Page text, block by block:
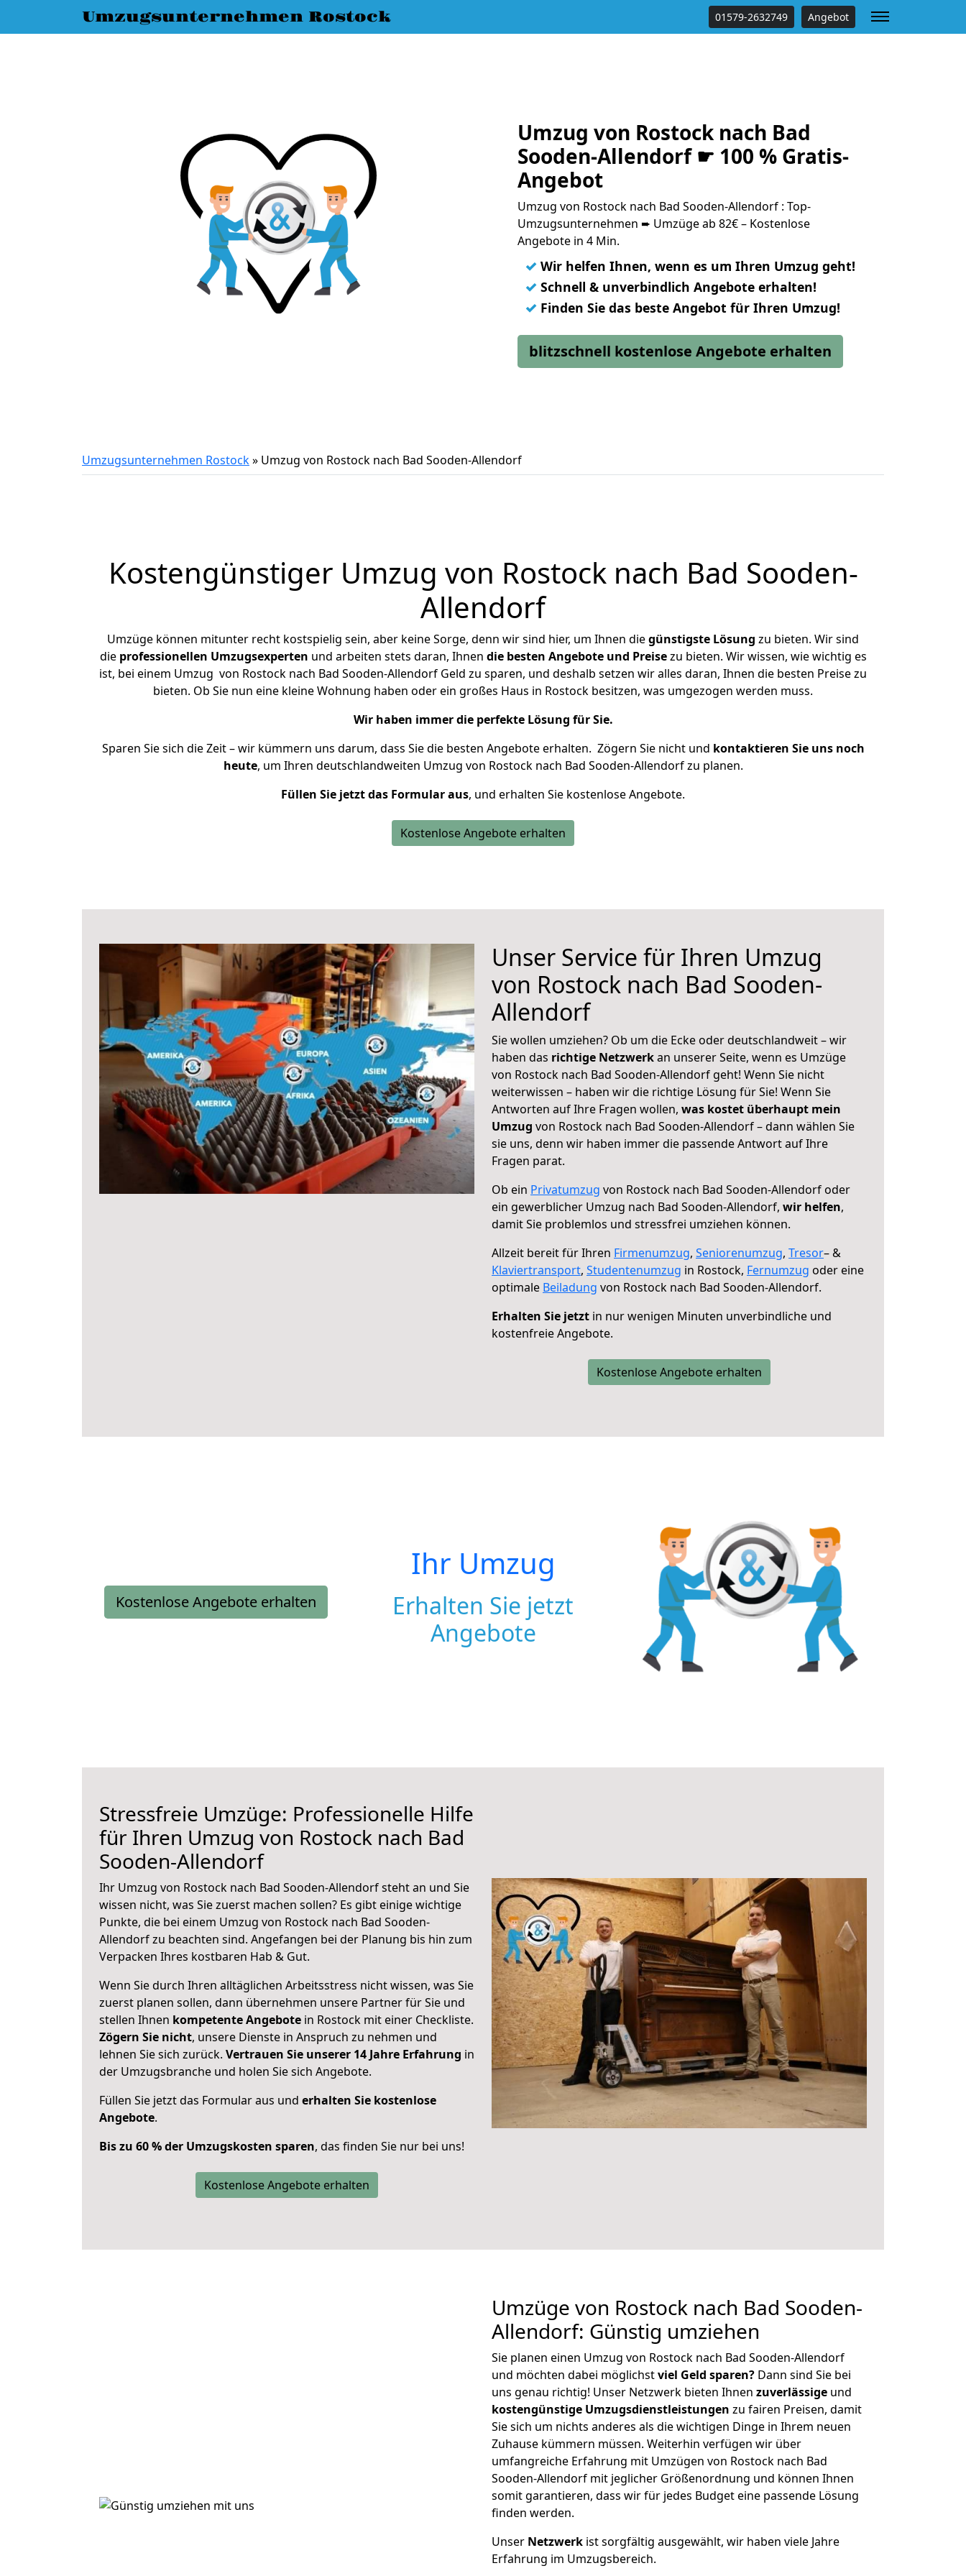
Umzugsunternehmen Rostock 01579-2632749 Angebot
Umzug von Rostock nach Bad
Sooden-Allendorf ☛ 100 % Gratis-
Angebot
Umzug von Rostock nach Bad Sooden-Allendorf : Top-
Umzugsunternehmen ➨ Umzüge ab 82€ – Kostenlose
Angebote in 4 Min.
✓ Wir helfen Ihnen, wenn es um Ihren Umzug geht!
✓ Schnell & unverbindlich Angebote erhalten!
✓ Finden Sie das beste Angebot für Ihren Umzug!
blitzschnell kostenlose Angebote erhalten
Umzugsunternehmen Rostock» Umzug von Rostock nach Bad Sooden-Allendorf
Kostengünstiger Umzug von Rostock nach Bad Sooden-
Allendorf
Umzüge können mitunter recht kostspielig sein, aber keine Sorge, denn wir sind hier, um Ihnen diegünstigste Lösung zu bieten. Wir sind
die professionellen Umzugsexperten und arbeiten stets daran, Ihnen die besten Angebote und Preisezu bieten. Wir wissen, wie wichtig es
ist, bei einem Umzug von Rostock nach Bad Sooden-Allendorf Geld zu sparen, und deshalb setzen wir alles daran, Ihnen die besten Preise zu
bieten. Ob Sie nun eine kleine Wohnung haben oder ein großes Haus in Rostock besitzen, was umgezogen werden muss.
Wir haben immer die perfekte Lösung für Sie.
Sparen Sie sich die Zeit – wir kümmern uns darum, dass Sie die besten Angebote erhalten. Zögern Sie nicht und kontaktieren Sie uns noch
heute, um Ihren deutschlandweiten Umzug von Rostock nach Bad Sooden-Allendorf zu planen.
Füllen Sie jetzt das Formular aus, und erhalten Sie kostenlose Angebote.
Kostenlose Angebote erhalten
Unser Service für Ihren Umzug
von Rostock nach Bad Sooden-
Allendorf
Sie wollen umziehen? Ob um die Ecke oder deutschlandweit – wir
haben das richtige Netzwerkan unserer Seite, wenn es Umzüge
von Rostock nach Bad Sooden-Allendorf geht! Wenn Sie nicht
weiterwissen – haben wir die richtige Lösung für Sie! Wenn Sie
Antworten auf Ihre Fragen wollen, was kostet überhaupt mein
Umzug von Rostock nach Bad Sooden-Allendorf – dann wählen Sie
sie uns, denn wir haben immer die passende Antwort auf Ihre
Fragen parat.
Ob ein Privatumzug von Rostock nach Bad Sooden-Allendorf oder
ein gewerblicher Umzug nach Bad Sooden-Allendorf, wir helfen,
damit Sie problemlos und stressfrei umziehen können.
Allzeit bereit für Ihren Firmenumzug, Seniorenumzug, Tresor– &
Klaviertransport, Studentenumzug in Rostock, Fernumzug oder eine
optimale Beiladung von Rostock nach Bad Sooden-Allendorf.
Erhalten Sie jetzt in nur wenigen Minuten unverbindliche und
kostenfreie Angebote.
Kostenlose Angebote erhalten
Kostenlose Angebote erhalten
Ihr Umzug
Erhalten Sie jetzt
Angebote
Stressfreie Umzüge: Professionelle Hilfe
für Ihren Umzug von Rostock nach Bad
Sooden-Allendorf
Ihr Umzug von Rostock nach Bad Sooden-Allendorf steht an und Sie
wissen nicht, was Sie zuerst machen sollen? Es gibt einige wichtige
Punkte, die bei einem Umzug von Rostock nach Bad Sooden-
Allendorf zu beachten sind. Angefangen bei der Planung bis hin zum
Verpacken Ihres kostbaren Hab & Gut.
Wenn Sie durch Ihren alltäglichen Arbeitsstress nicht wissen, was Sie
zuerst planen sollen, dann übernehmen unsere Partner für Sie und
stellen Ihnen kompetente Angebote in Rostock mit einer Checkliste.
Zögern Sie nicht, unsere Dienste in Anspruch zu nehmen und
lehnen Sie sich zurück. Vertrauen Sie unserer 14 Jahre Erfahrung in
der Umzugsbranche und holen Sie sich Angebote.
Füllen Sie jetzt das Formular aus und erhalten Sie kostenlose
Angebote.
Bis zu 60 % der Umzugskosten sparen, das finden Sie nur bei uns!
Kostenlose Angebote erhalten
Umzüge von Rostock nach Bad Sooden-
Allendorf: Günstig umziehen
Sie planen einen Umzug von Rostock nach Bad Sooden-Allendorf
und möchten dabei möglichstviel Geld sparen? Dann sind Sie bei
uns genau richtig! Unser Netzwerk bieten Ihnen zuverlässige und
kostengünstige Umzugsdienstleistungen zu fairen Preisen, damit
Sie sich um nichts anderes als die wichtigen Dinge in Ihrem neuen
Zuhause kümmern müssen. Weiterhin verfügen wir über
umfangreiche Erfahrung mit Umzügen von Rostock nach Bad
Sooden-Allendorf mit jeglicher Größenordnung und können Ihnen
somit garantieren, dass wir für jedes Budget eine passende Lösung
finden werden.
Unser Netzwerk ist sorgfältig ausgewählt, wir haben viele Jahre
Erfahrung im Umzugsbereich.